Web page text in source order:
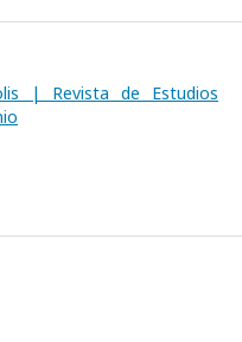
| Revista de Estudios